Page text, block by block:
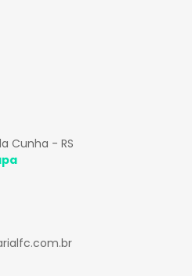
Cunha - RS